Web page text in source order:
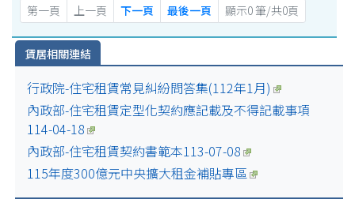
第一頁 上一頁 下一頁 最後一頁 顯示0 筆/共0頁
賃居相關連結
行政院-住宅租賃常見糾紛問答集(112年1月)
內政部-住宅租賃定型化契約應記載及不得記載事項
114-04-18
內政部-住宅租賃契約書範本113-07-08
115年度300億元中央擴大租金補貼專區